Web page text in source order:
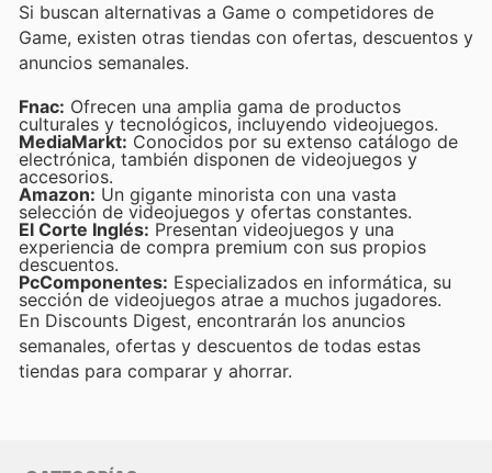
Si buscan alternativas a Game o competidores de
Game, existen otras tiendas con ofertas, descuentos y
anuncios semanales.
Fnac: Ofrecen una amplia gama de productos
culturales y tecnológicos, incluyendo videojuegos.
MediaMarkt: Conocidos por su extenso catálogo de
electrónica, también disponen de videojuegos y
accesorios.
Amazon: Un gigante minorista con una vasta
selección de videojuegos y ofertas constantes.
El Corte Inglés: Presentan videojuegos y una
experiencia de compra premium con sus propios
descuentos.
PcComponentes: Especializados en informática, su
sección de videojuegos atrae a muchos jugadores.
En Discounts Digest, encontrarán los anuncios
semanales, ofertas y descuentos de todas estas
tiendas para comparar y ahorrar.